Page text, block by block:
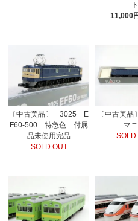
ト
11,000
〔中古美品〕 3025 E
F60-500 特急色 付属
品未使用完品
SOLD OUT
〔中古美
マ
SOLD